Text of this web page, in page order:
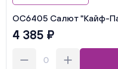
ОС6405 Салют "Кайф-
4 385 ₽